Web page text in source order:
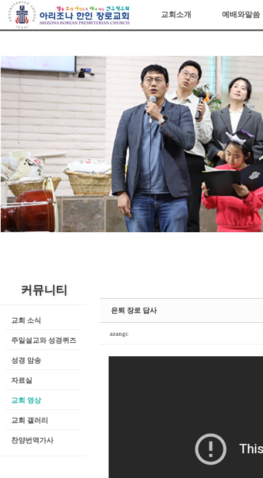
아리조나장로교회
교회소개 예배와말씀
커뮤니티
교회 소식
주일설교와 성경퀴즈
성경 암송
자료실
교회 영상
교회 갤러리
찬양번역가사
은퇴 장로 답사
azangc
Sketchbook5, 스케치북5
Sketchbook5, 스케치북5